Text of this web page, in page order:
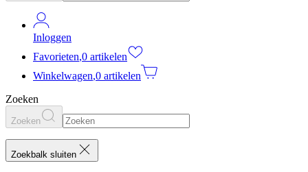
Inloggen
Favorieten,0 artikelen
Winkelwagen,0 artikelen
Zoeken
Zoeken
Zoekbalk sluiten